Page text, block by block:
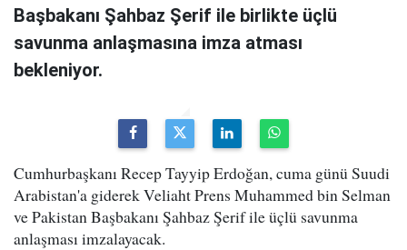
Başbakanı Şahbaz Şerif ile birlikte üçlü
savunma anlaşmasına imza atması
bekleniyor.
Cumhurbaşkanı Recep Tayyip Erdoğan, cuma günü Suudi
Arabistan'a giderek Veliaht Prens Muhammed bin Selman
ve Pakistan Başbakanı Şahbaz Şerif ile üçlü savunma
anlaşması imzalayacak.